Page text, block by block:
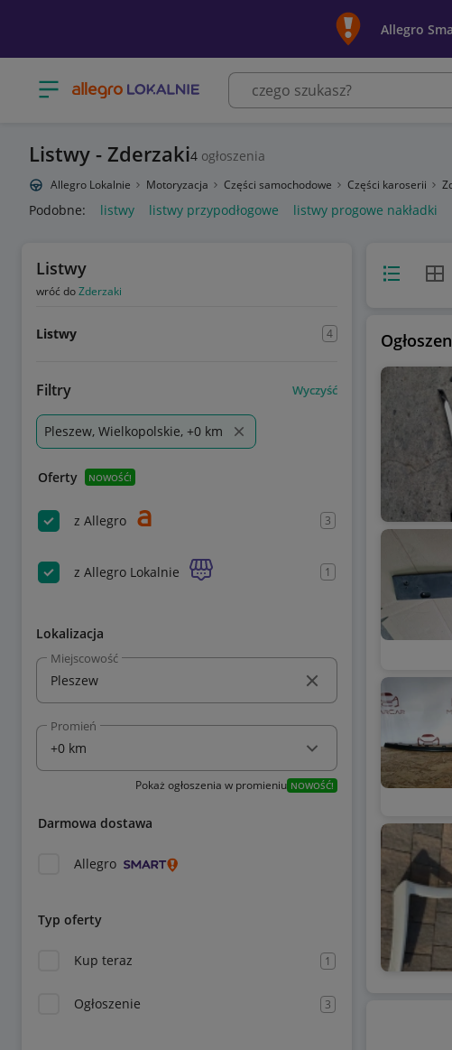
Allegro
Otwórz menu z kategoriami
Listwy - Zderzaki4 ogłoszenia
Allegro Lokalnie Motoryzacja Części samochodowe Części karoserii
Podobne: listwy listwy przypodłogowe listwy progowe nakładki
Listwy
wróć doZderzaki
Listwy 4
Filtry Wyczyść
Pleszew, Wielkopolskie, +0 km
Oferty NOWOŚĆ!
z Allegro 3
z Allegro Lokalnie 1
Lokalizacja
Miejscowość
Promień
Pokaż ogłoszenia w promieniu NOWOŚĆ!
Darmowa dostawa
Allegro
Typ oferty
Kup teraz 1
Ogłoszenie 3
Widok listy